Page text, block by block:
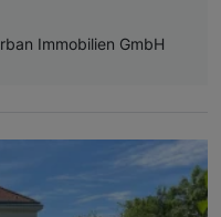
Immobilien GmbH